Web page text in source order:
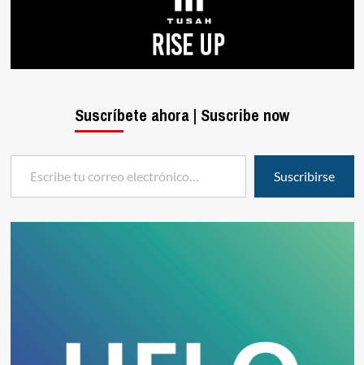
Suscríbete ahora | Suscribe now
Escribe tu correo electrónico…
Suscribirse